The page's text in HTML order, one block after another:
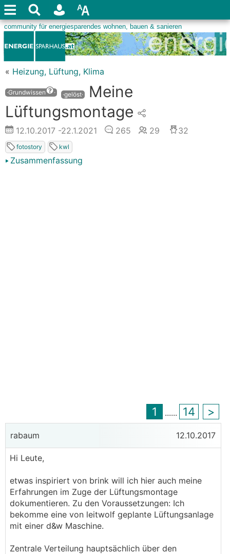
« Heizung, Lüftung, Klima
·Grundwissen · ·gelöst·
Meine
Lüftungsmontage
12.10.2017 -22.1.2021 265 29 32
fotostory kwl
Zusammenfassung
1 ...... 14 >
rabaum 12.10.2017
Hi Leute,
etwas inspiriert von brink will ich hier auch meine
Erfahrungen im Zuge der Lüftungsmontage
dokumentieren. Zu den Voraussetzungen: Ich
bekomme eine von leitwolf geplante Lüftungsanlage
mit einer d&w Maschine.
Zentrale Verteilung hauptsächlich über den